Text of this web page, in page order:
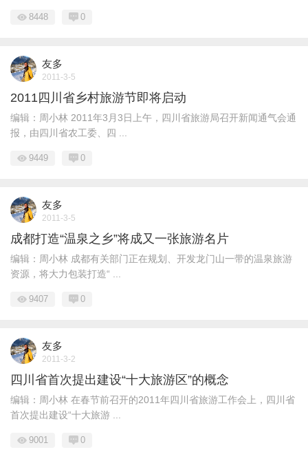
8448 0
友多
2011-3-5
2011四川省乡村旅游节即将启动
编辑：周小林 2011年3月3日上午，四川省旅游局召开新闻通气会通
报，由四川省农工委、四 ...
9449 0
友多
2011-3-5
成都打造“温泉之乡”将成又一张旅游名片
编辑：周小林 成都有关部门正在规划、开发龙门山一带的温泉旅游
资源，将大力包装打造“ ...
9407 0
友多
2011-3-2
四川省首次提出建设“十大旅游区”的概念
编辑：周小林 在春节前召开的2011年四川省旅游工作会上，四川省
首次提出建设“十大旅游 ...
9001 0